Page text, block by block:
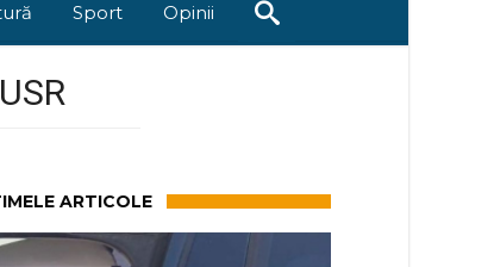
Sport Opinii
ARTICOLE